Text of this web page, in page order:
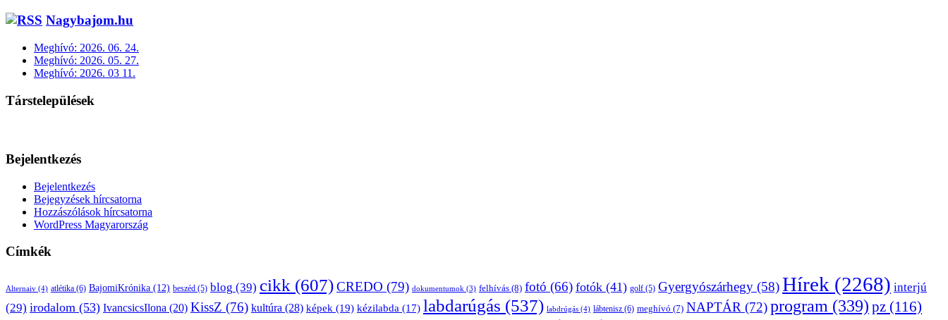
Nagybajom.hu
Meghívó: 2026. 06. 24.
Meghívó: 2026. 05. 27.
Meghívó: 2026. 03 11.
Társtelepülések
Bejelentkezés
Bejelentkezés
Bejegyzések hírcsatorna
Hozzászólások hírcsatorna
WordPress Magyarország
Címkék
Alternaiv (4) atlétika (6) BajomiKrónika (12) beszéd (5) blog (39) cikk (607)CREDO (79) dokumentumok (3) felhívás (8) fotó (66) fotók (41) golf (5) Gyergyószárhegy (58)Hírek (2268) interjú
(29) irodalom (53) IvancsicsIlona (20) KissZ (76) kultúra (28) képek (19) kézilabda (17) labdarúgás (537) labdrúgás (4) lábtenisz (6) meghívó (7) NAPTÁR (72)program (339) pz (116)